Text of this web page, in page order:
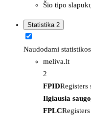
Šio tipo
Statistika 2
Naudodami
meliva.lt
2
FPIDRegisters
Ilgiausia
FPLC